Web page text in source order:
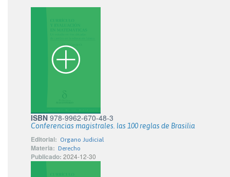
ISBN 978-9962-670-48-3
Conferencias magistrales. las 100 reglas de Brasilia
Editorial: Organo Judicial
Materia: Derecho
Publicado: 2024-12-30